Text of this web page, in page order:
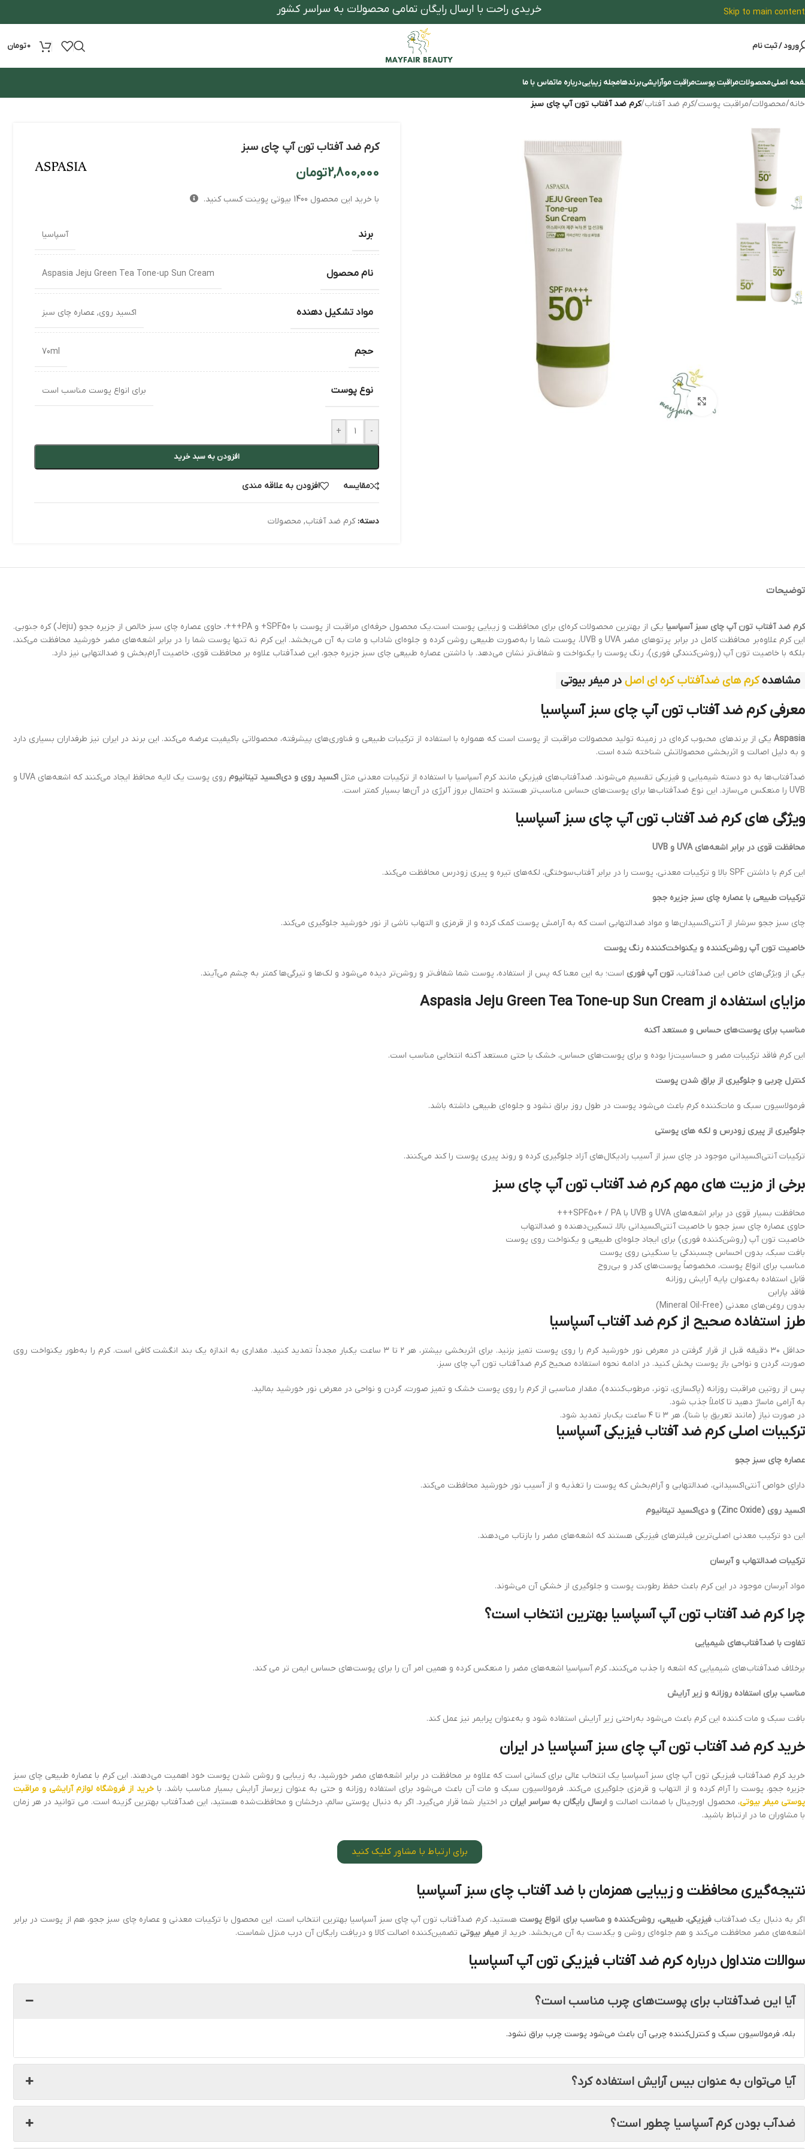
Skip to main content خریدی راحت با ارسال رایگان تمامی محصولات به سراسر کشور
ورود / ثبت نام 0تومان
اصلیمحصولاتمراقبت پوستمراقبت موآرایشیبرندهامجله زیباییدرباره ماتماس با ما
خانه/محصولات/مراقبت پوست/کرم ضد آفتاب/کرم ضد آفتاب تون آپ چای سبز
بزرگنمایی تصویر
کرم ضد آفتاب تون آپ چای سبز
2,800,000تومان
با خرید این محصول 1400 بیوتی‌ پوینت کسب کنید.
برند آسپاسیا
نام محصول Aspasia Jeju Green Tea Tone-up Sun Cream
مواد تشکیل دهنده اکسید روی, عصاره چای سبز
حجم 70ml
نوع پوست برای انواع پوست مناسب است
-
+
افزودن به سبد خرید
مقایسه افزودن به علاقه مندی
دسته: کرم ضد آفتاب, محصولات
توضیحات
کرم ضد آفتاب تون آپ چای سبز آسپاسیا
یکی از بهترین محصولات کره‌ای برای محافظت و زیبایی پوست است.یک محصول حرفه‌ای مراقبت از پوست با SPF50+ و PA+++، حاوی عصاره چای سبز خالص از جزیره ججو (Jeju) کره جنوبی.
این کرم علاوه‌بر محافظت کامل در برابر پرتوهای مضر UVA و UVB، پوست شما را به‌صورت طبیعی روشن کرده و جلوه‌ای شاداب و مات به آن می‌بخشد. این کرم نه تنها پوست شما را در برابر اشعه‌های مضر خورشید محافظت می‌کند،
بلکه با خاصیت تون آپ (روشن‌کنندگی فوری)، رنگ پوست را یکنواخت و شفاف‌تر نشان می‌دهد. با داشتن عصاره طبیعی چای سبز جزیره ججو، این ضدآفتاب علاوه بر محافظت قوی، خاصیت آرام‌بخش و ضدالتهابی نیز دارد.
مشاهدهکرم های ضدآفتاب کره ای اصل در میفر بیوتی
معرفی کرم ضد آفتاب تون آپ چای سبز آسپاسیا
Aspasia یکی از برندهای محبوب کره‌ای در زمینه تولید محصولات مراقبت از پوست است که همواره با استفاده از ترکیبات طبیعی و فناوری‌های پیشرفته، محصولاتی باکیفیت عرضه می‌کند. این برند در ایران نیز طرفداران بسیاری دارد
و به دلیل اصالت و اثربخشی محصولاتش شناخته شده است.
ضدآفتاب‌ها به دو دسته شیمیایی و فیزیکی تقسیم می‌شوند. ضدآفتاب‌های فیزیکی مانند کرم آسپاسیا با استفاده از ترکیبات معدنی مثل اکسید روی و دی‌اکسید تیتانیوم
روی پوست یک لایه محافظ ایجاد می‌کنند که اشعه‌های UVA و
UVB را منعکس می‌سازد. این نوع ضدآفتاب‌ها برای پوست‌های حساس مناسب‌تر هستند و احتمال بروز آلرژی در آن‌ها بسیار کمتر است.
ویژگی‌ های کرم ضد آفتاب تون آپ چای سبز آسپاسیا
محافظت قوی در برابر اشعه‌های UVA و UVB
این کرم با داشتن SPF بالا و ترکیبات معدنی، پوست را در برابر آفتاب‌سوختگی، لکه‌های تیره و پیری زودرس محافظت می‌کند.
ترکیبات طبیعی با عصاره چای سبز جزیره ججو
چای سبز ججو سرشار از آنتی‌اکسیدان‌ها و مواد ضدالتهابی است که به آرامش پوست کمک کرده و از قرمزی و التهاب ناشی از نور خورشید جلوگیری می‌کند.
خاصیت تون آپ روشن‌کننده و یکنواخت‌کننده رنگ پوست
یکی از ویژگی‌های خاص این ضدآفتاب، تون آپ فوری است؛ به این معنا که پس از استفاده، پوست شما شفاف‌تر و روشن‌تر دیده می‌شود و لک‌ها و تیرگی‌ها کمتر به چشم می‌آیند.
مزایای استفاده از Aspasia Jeju Green Tea Tone-up Sun Cream
مناسب برای پوست‌های حساس و مستعد آکنه
این کرم فاقد ترکیبات مضر و حساسیت‌زا بوده و برای پوست‌های حساس، خشک یا حتی مستعد آکنه انتخابی مناسب است.
کنترل چربی و جلوگیری از براق شدن پوست
فرمولاسیون سبک و مات‌کننده کرم باعث می‌شود پوست در طول روز براق نشود و جلوه‌ای طبیعی داشته باشد.
جلوگیری از پیری زودرس و لکه‌ های پوستی
ترکیبات آنتی‌اکسیدانی موجود در چای سبز از آسیب رادیکال‌های آزاد جلوگیری کرده و روند پیری پوست را کند می‌کنند.
برخی از مزیت های مهم کرم ضد آفتاب تون آپ چای سبز
محافظت بسیار قوی در برابر اشعه‌های UVA و UVB با SPF50+ / PA+++
حاوی عصاره چای سبز ججو با خاصیت آنتی‌اکسیدانی بالا، تسکین‌دهنده و ضدالتهاب
خاصیت تون آپ (روشن‌کننده فوری) برای ایجاد جلوه‌ای طبیعی و یکنواخت روی پوست
بافت سبک، بدون احساس چسبندگی یا سنگینی روی پوست
مناسب برای انواع پوست، مخصوصاً پوست‌های کدر و بی‌روح
قابل استفاده به‌عنوان پایه آرایش روزانه
فاقد پارابن
بدون روغن‌های معدنی (Mineral Oil-Free)
طرز استفاده صحیح از کرم ضد آفتاب آسپاسیا
حداقل ۳۰ دقیقه قبل از قرار گرفتن در معرض نور خورشید کرم را روی پوست تمیز بزنید. برای اثربخشی بیشتر، هر ۲ تا ۳ ساعت یکبار مجدداً تمدید کنید. مقداری به اندازه یک بند انگشت کافی است. کرم را به‌طور یکنواخت روی
صورت، گردن و نواحی باز پوست پخش کنید. در ادامه نحوه استفاده صحیح کرم ضدآفتاب تون آپ چای سبز.
پس از روتین مراقبت روزانه (پاکسازی، تونر، مرطوب‌کننده)، مقدار مناسبی از کرم را روی پوست خشک و تمیز صورت، گردن و نواحی در معرض نور خورشید بمالید.
به‌ آرامی ماساژ دهید تا کاملاً جذب شود.
در صورت نیاز (مانند تعریق یا شنا)، هر ۳ تا ۴ ساعت یک‌بار تمدید شود.
ترکیبات اصلی کرم ضد آفتاب فیزیکی آسپاسیا
عصاره چای سبز ججو
دارای خواص آنتی‌اکسیدانی، ضدالتهابی و آرام‌بخش که پوست را تغذیه و از آسیب نور خورشید محافظت می‌کند.
اکسید روی (Zinc Oxide) و دی‌اکسید تیتانیوم
این دو ترکیب معدنی اصلی‌ترین فیلترهای فیزیکی هستند که اشعه‌های مضر را بازتاب می‌دهند.
ترکیبات ضدالتهاب و آبرسان
مواد آبرسان موجود در این کرم باعث حفظ رطوبت پوست و جلوگیری از خشکی آن می‌شوند.
چرا کرم ضد آفتاب تون آپ آسپاسیا بهترین انتخاب است؟
تفاوت با ضدآفتاب‌های شیمیایی
برخلاف ضدآفتاب‌های شیمیایی که اشعه را جذب می‌کنند، کرم آسپاسیا اشعه‌های مضر را منعکس کرده و همین امر آن را برای پوست‌های حساس ایمن‌ تر می‌ کند.
مناسب برای استفاده روزانه و زیر آرایش
بافت سبک و مات‌ کننده این کرم باعث می‌شود به‌راحتی زیر آرایش استفاده شود و به‌عنوان پرایمر نیز عمل کند.
خرید کرم ضد آفتاب تون آپ چای سبز آسپاسیا در ایران
خرید کرم ضدآفتاب فیزیکی تون آپ چای سبز آسپاسیا یک انتخاب عالی برای کسانی است که علاوه بر محافظت در برابر اشعه‌های مضر خورشید، به زیبایی و روشن شدن پوست خود اهمیت می‌دهند. این کرم با عصاره طبیعی چای سبز
جزیره ججو، پوست را آرام کرده و از التهاب و قرمزی جلوگیری می‌کند. فرمولاسیون سبک و مات آن باعث می‌شود برای استفاده روزانه و حتی به عنوان زیرساز آرایش بسیار مناسب باشد. با خرید از فروشگاه لوازم آرایشی و مراقبت
پوستی میفر بیوتی، محصول اورجینال با ضمانت اصالت وارسال رایگان به سراسر ایران در اختیار شما قرار می‌گیرد. اگر به دنبال پوستی سالم، درخشان و محافظت‌شده هستید، این ضدآفتاب بهترین گزینه است. می توانید در هر زمان
با مشاوران ما در ارتباط باشید.
برای ارتباط با مشاور کلیک کنید
نتیجه‌گیری محافظت و زیبایی همزمان با ضد آفتاب چای سبز آسپاسیا
اگر به دنبال یک ضدآفتابفیزیکی، طبیعی، روشن‌کننده و مناسب برای انواع پوست هستید، کرم ضدآفتاب تون آپ چای سبز آسپاسیا بهترین انتخاب است. این محصول با ترکیبات معدنی و عصاره چای سبز ججو، هم از پوست در برابر
اشعه‌های مضر محافظت می‌کند و هم جلوه‌ای روشن و یکدست به آن می‌بخشد. خرید از میفر بیوتی تضمین‌کننده اصالت کالا و دریافت رایگان آن درب منزل شماست.
سوالات متداول درباره کرم ضد آفتاب فیزیکی تون آپ آسپاسیا
آیا این ضدآفتاب برای پوست‌های چرب مناسب است؟
بله، فرمولاسیون سبک و کنترل‌کننده چربی آن باعث می‌شود پوست چرب براق نشود.
آیا می‌توان به عنوان بیس آرایش استفاده کرد؟
ضدآب بودن کرم آسپاسیا چطور است؟